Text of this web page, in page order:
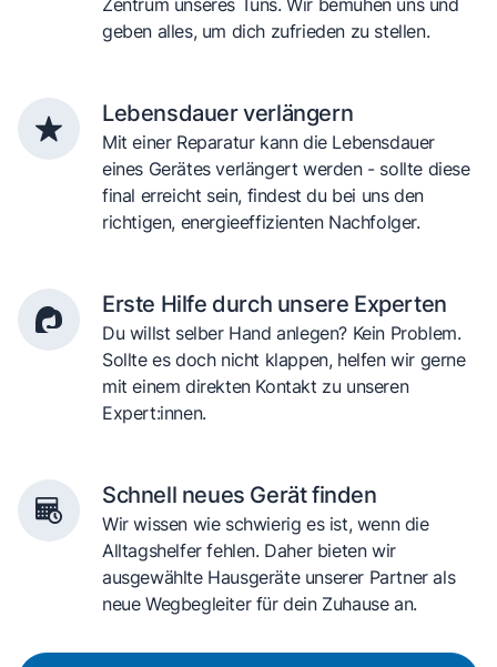
geben alles, um dich zufrieden zu stellen.
Lebensdauer verlängern
Mit einer Reparatur kann die Lebensdauer
eines Gerätes verlängert werden - sollte diese
final erreicht sein, findest du bei uns den
richtigen, energieeffizienten Nachfolger.
Erste Hilfe durch unsere Experten
Du willst selber Hand anlegen? Kein Problem.
Sollte es doch nicht klappen, helfen wir gerne
mit einem direkten Kontakt zu unseren
Expert:innen.
Schnell neues Gerät finden
Wir wissen wie schwierig es ist, wenn die
Alltagshelfer fehlen. Daher bieten wir
ausgewählte Hausgeräte unserer Partner als
neue Wegbegleiter für dein Zuhause an.